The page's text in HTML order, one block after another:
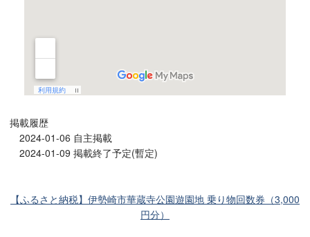
掲載履歴
2024-01-06 自主掲載
2024-01-09 掲載終了予定(暫定)
【ふるさと納税】伊勢崎市華蔵寺公園遊園地 乗り物回数券（3,000
円分）